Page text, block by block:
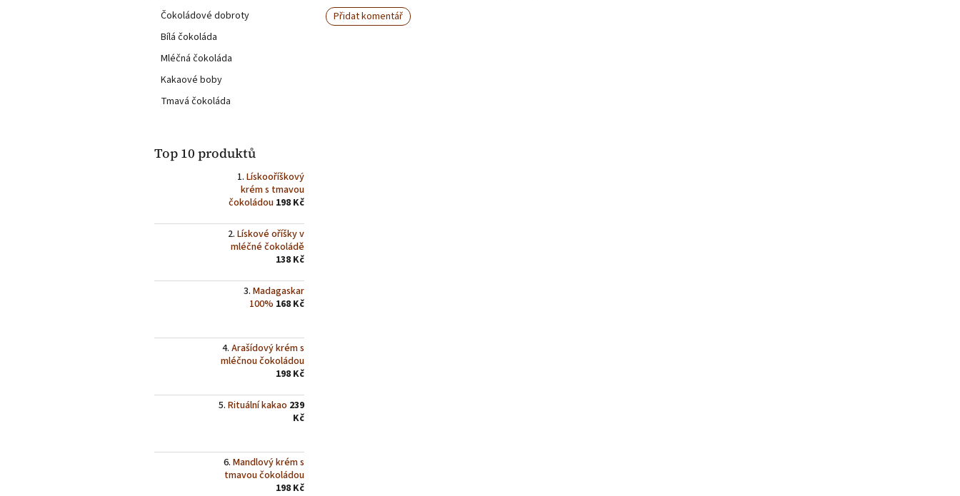
Čokoládové dobroty
Bílá čokoláda
Mléčná čokoláda
Kakaové boby
Tmavá čokoláda
Top 10 produktů
Lískooříškový
krém s tmavou
čokoládou 198 Kč
Lískové oříšky v
mléčné čokoládě
138 Kč
Madagaskar
100% 168 Kč
Arašídový krém s
mléčnou čokoládou
198 Kč
Rituální kakao 239
Kč
Mandlový krém s
tmavou čokoládou
198 Kč
Přidat komentář